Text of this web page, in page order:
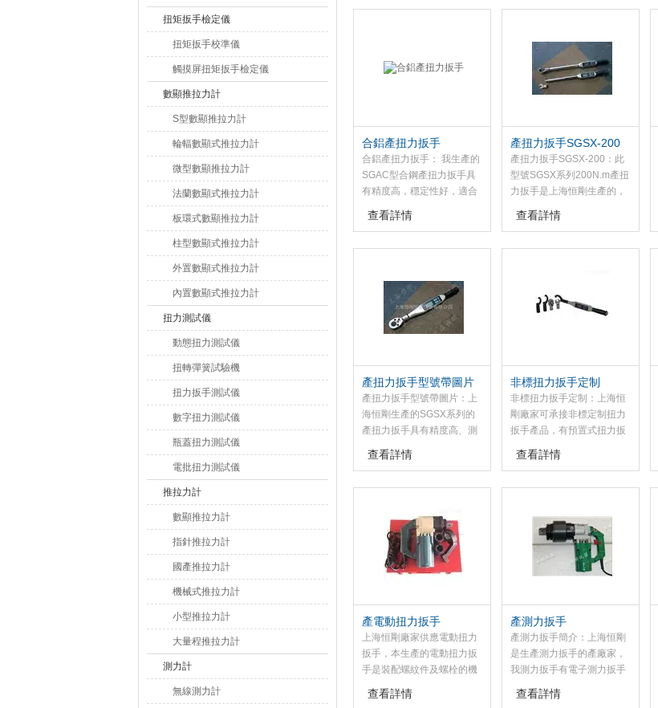
扭矩扳手檢定儀
扭矩扳手校準儀
觸摸屏扭矩扳手檢定儀
數顯推拉力計
S型數顯推拉力計
輪輻數顯式推拉力計
微型數顯推拉力計
法蘭數顯式推拉力計
板環式數顯推拉力計
柱型數顯式推拉力計
外置數顯式推拉力計
內置數顯式推拉力計
扭力測試儀
動態扭力測試儀
扭轉彈簧試驗機
扭力扳手測試儀
數字扭力測試儀
瓶蓋扭力測試儀
電批扭力測試儀
推拉力計
數顯推拉力計
指針推拉力計
國產推拉力計
機械式推拉力計
小型推拉力計
大量程推拉力計
測力計
無線測力計
護，自動打滑脫落，并發出
訊裝置。
螺栓聯結有較高要求的行
合鋁產扭力扳手
合鋁產扭力扳手： 我生產的
SGAC型合鋼產扭力扳手具
有精度高，穩定性好，適合
于準確要求高的緊固件的力
矩測度，可左旋操作，力矩
扭緊時可以表示出扭矩數
查看詳情
產扭力扳手SGSX-200
產扭力扳手SGSX-200：此
型號SGSX系列200N.m產扭
力扳手是上海恒剛生產的，
我的產扭力扳手采用微處理
器數字化處理，可以定量地
小，使用。
查看詳情
產扭力扳手型號帶圖片
產扭力扳手型號帶圖片：上
海恒剛生產的SGSX系列的
產扭力扳手具有精度高、測
量準確、穩定、耗電量低、
操作簡單等特點，該產扭力
查看詳情
非標扭力扳手定制
非標扭力扳手定制：上海恒
剛廠家可承接非標定制扭力
扳手產品，有預置式扭力扳
手和數顯式扭力扳手及表盤
式扭力扳手、可調式扭力扳
查看詳情
產電動扭力扳手
上海恒剛廠家供應電動扭力
扳手，本生產的電動扭力扳
手是裝配螺紋件及螺栓的機
械化施工工具，這款電動扭
力扳手具有自動控制扭矩功
查看詳情
產測力扳手
產測力扳手簡介：上海恒剛
是生產測力扳手的產廠家，
我測力扳手有電子測力扳手
和定值式測力扳手及指針式
測力扳手還有數顯測力扳手
查看詳情